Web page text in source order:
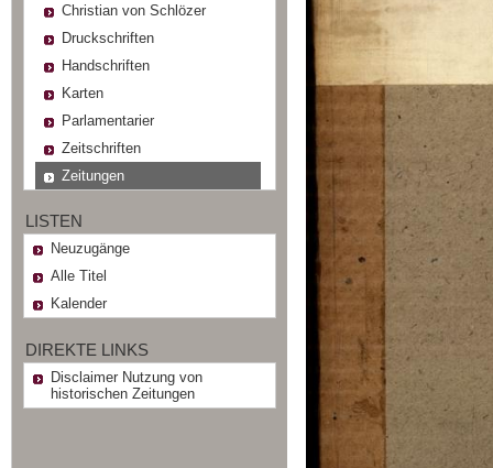
Christian von Schlözer
Druckschriften
Handschriften
Karten
Parlamentarier
Zeitschriften
Zeitungen
LISTEN
Neuzugänge
Alle Titel
Kalender
DIREKTE LINKS
Disclaimer Nutzung von
historischen Zeitungen